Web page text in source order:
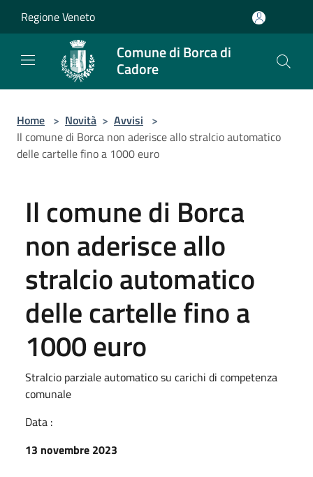
Regione Veneto
Comune di Borca di
Cadore
Home > Novità > Avvisi >
Il comune di Borca non aderisce allo stralcio automatico
delle cartelle fino a 1000 euro
Il comune di Borca
non aderisce allo
stralcio automatico
delle cartelle fino a
1000 euro
Stralcio parziale automatico su carichi di competenza
comunale
Data :
13 novembre 2023